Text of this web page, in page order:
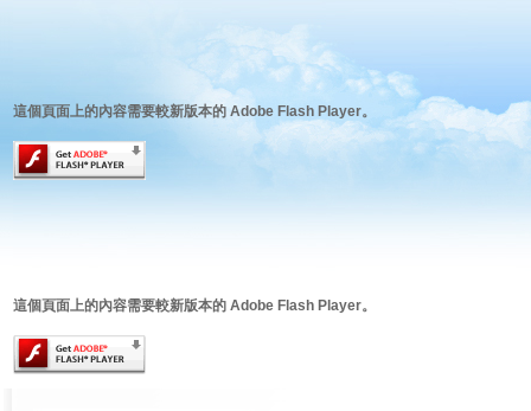
這個頁面上的內容需要較新版本的 Adobe Flash Player。
這個頁面上的內容需要較新版本的 Adobe Flash Player。